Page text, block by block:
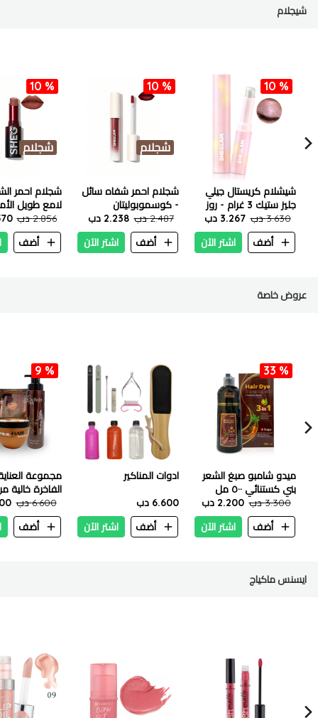
شيجلام
10 %
شيشلام كريستال جيلي
جليز ستيك 3 غرام - روز
جيم
3.630 دب
3.267 دب
أضف
اشتر الآن
شجلام
10 %
شجلام احمر شفاه سائل
- كوسموبوليتان
2.487 دب
2.238 دب
أضف
اشتر الآن
شجلام
10 %
شجلام احمر
لامع طويل
2.856 دب
أضف
عروض خاصة
33 %
ميدو شامبو صبغ الشعر
بني كستنائي ٥٠٠ مل
3.300 دب
2.200 دب
أضف
اشتر الآن
ادوات المناكير
6.600 دب
أضف
اشتر الآن
9 %
مجموعة
الفاخرة
6.600 دب
أضف
ايسنس ماكياج